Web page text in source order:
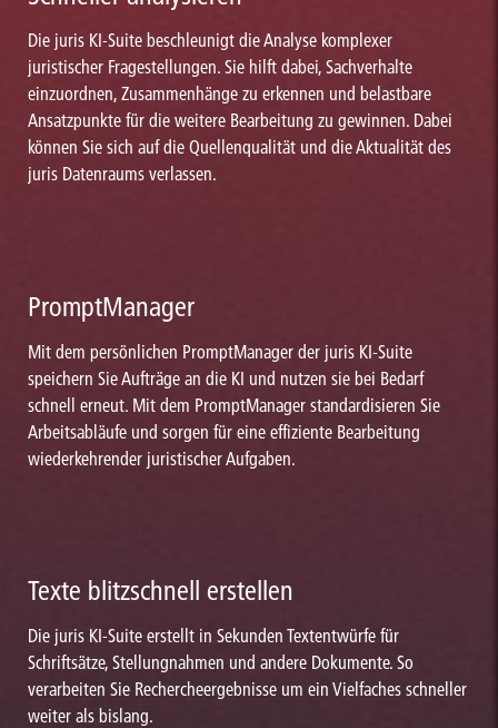
Die juris KI-Suite beschleunigt die Analyse komplexer
juristischer Fragestellungen. Sie hilft dabei, Sachverhalte
einzuordnen, Zusammenhänge zu erkennen und belastbare
Ansatzpunkte für die weitere Bearbeitung zu gewinnen. Dabei
können Sie sich auf die Quellenqualität und die Aktualität des
juris Datenraums verlassen.
PromptManager
Mit dem persönlichen PromptManager der juris KI-Suite
speichern Sie Aufträge an die KI und nutzen sie bei Bedarf
schnell erneut. Mit dem PromptManager standardisieren Sie
Arbeitsabläufe und sorgen für eine effiziente Bearbeitung
wiederkehrender juristischer Aufgaben.
Texte blitzschnell erstellen
Die juris KI-Suite erstellt in Sekunden Textentwürfe für
Schriftsätze, Stellungnahmen und andere Dokumente. So
verarbeiten Sie Rechercheergebnisse um ein Vielfaches schneller
weiter als bislang.